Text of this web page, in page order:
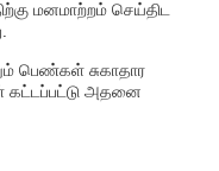
மனமாற்றம் செய்திட
பெண்கள் சுகாதார
கட்டப்பட்டு அதனை